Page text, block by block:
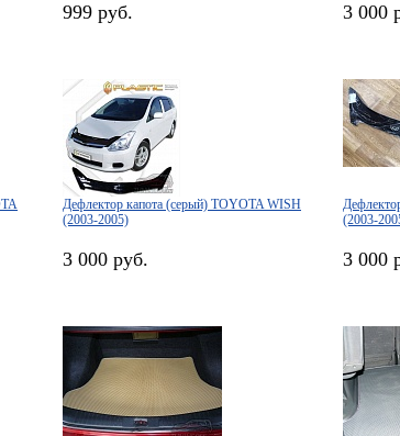
999 руб. 3 000
Дефлектор капота (серый) TOYOTA WISH
(2003-2005)
3 000 руб.
(2003-
3 000